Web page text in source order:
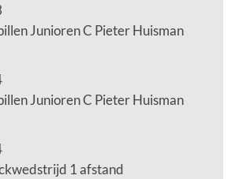
Junioren C Pieter Huisman
Junioren C Pieter Huisman
1 afstand